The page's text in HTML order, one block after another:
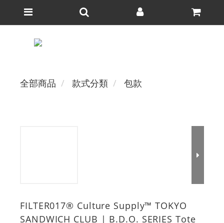
全部商品 款式分類 包款
FILTER017® Culture Supply™ TOKYO
SANDWICH CLUB | B.D.O. SERIES Tote